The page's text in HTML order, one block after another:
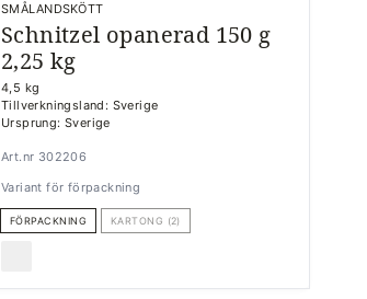
SMÅLANDSKÖTT
Schnitzel opanerad 150 g
2,25 kg
4,5 kg
Tillverkningsland: Sverige
Ursprung: Sverige
Art.nr 302206
Variant för förpackning
FÖRPACKNING KARTONG (2)